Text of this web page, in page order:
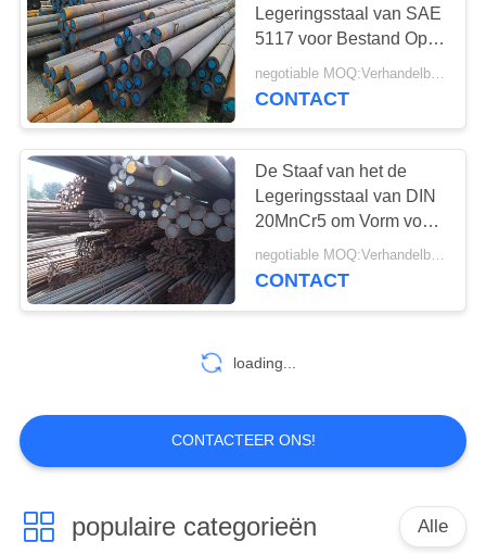
roestvrij staal bar
Legeringsstaal van SAE
5117 voor Bestand Op
hoge temperatuur van
Stoomketelsturbines
negotiable MOQ:Verhandelbaar
CONTACT
De Staaf van het de
Legeringsstaal van DIN
20MnCr5 om Vorm voor
hoog Beklemtoonde
Componenten
negotiable MOQ:Verhandelbaar
CONTACT
loading...
CONTACTEER ONS!
populaire categorieën Alle